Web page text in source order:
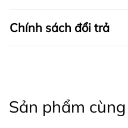
Chính sách đổi trả
Sản phẩm